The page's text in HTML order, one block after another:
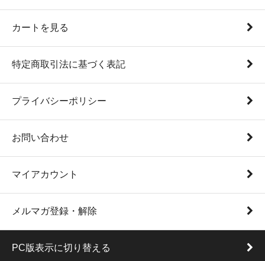
カートを見る
特定商取引法に基づく表記
プライバシーポリシー
お問い合わせ
マイアカウント
メルマガ登録・解除
PC版表示に切り替える